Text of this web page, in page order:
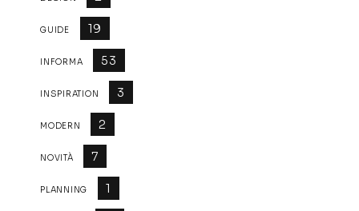
GUIDE 19
INFORMA 53
INSPIRATION 3
MODERN 2
NOVITÀ 7
PLANNING 1